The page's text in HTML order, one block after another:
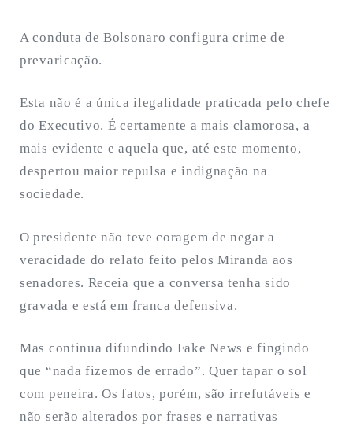
A conduta de Bolsonaro configura crime de
prevaricação.
Esta não é a única ilegalidade praticada pelo chefe
do Executivo. É certamente a mais clamorosa, a
mais evidente e aquela que, até este momento,
despertou maior repulsa e indignação na
sociedade.
O presidente não teve coragem de negar a
veracidade do relato feito pelos Miranda aos
senadores. Receia que a conversa tenha sido
gravada e está em franca defensiva.
Mas continua difundindo Fake News e fingindo
que “nada fizemos de errado”. Quer tapar o sol
com peneira. Os fatos, porém, são irrefutáveis e
não serão alterados por frases e narrativas